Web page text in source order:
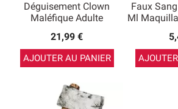
Déguisement Clown
Maléfique Adulte
21,99 €
AJOUTER AU PANIER
Faux
Ml